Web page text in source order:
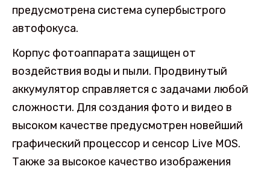
предусмотрена система супербыстрого
автофокуса.
Корпус фотоаппарата защищен от
воздействия воды и пыли. Продвинутый
аккумулятор справляется с задачами любой
сложности. Для создания фото и видео в
высоком качестве предусмотрен новейший
графический процессор и сенсор Live MOS.
Также за высокое качество изображения